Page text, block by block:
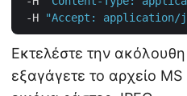
-H
"Accept: application/
Εκτελέστε την
εξαγάγετε το αρχείο